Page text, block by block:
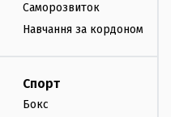
Саморозвиток
Навчання за кордоном
Спорт
Бокс